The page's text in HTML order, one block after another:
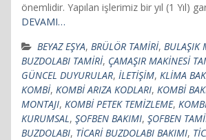
önemlidir. Yapılan işlerimiz bir yıl (1 Yıl)
DEVAMI…
BEYAZ EŞYA, BRÜLÖR TAMİRİ, BULAŞIK
BUZDOLABI TAMİRİ, ÇAMAŞIR MAKİNESİ
GÜNCEL DUYURULAR, İLETİŞİM, KLİMA
KOMBİ, KOMBİ ARIZA KODLARI, KOMBİ
MONTAJI, KOMBİ PETEK TEMİZLEME,
KURUMSAL, ŞOFBEN BAKIMI, ŞOFBEN
BUZDOLABI, TİCARİ BUZDOLABI BAKIMI,